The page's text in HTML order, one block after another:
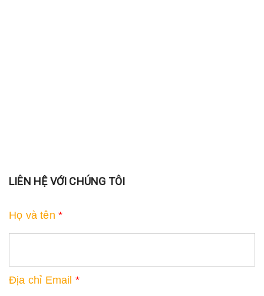
LIÊN HỆ VỚI CHÚNG TÔI
Họ và tên *
Địa chỉ Email *